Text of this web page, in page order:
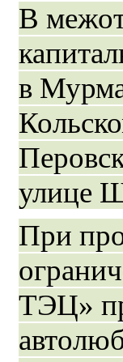
В
в
улице
При
ТЭЦ»